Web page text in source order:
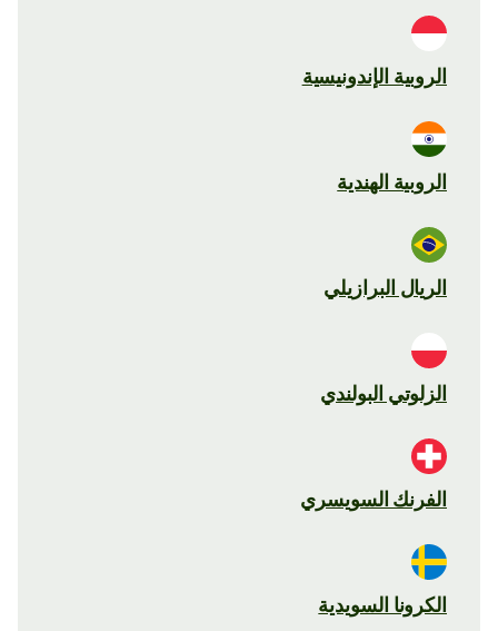
الروبية الإندونيسية
الروبية الهندية
الريال البرازيلي
الزلوتي البولندي
الفرنك السويسري
الكرونا السويدية